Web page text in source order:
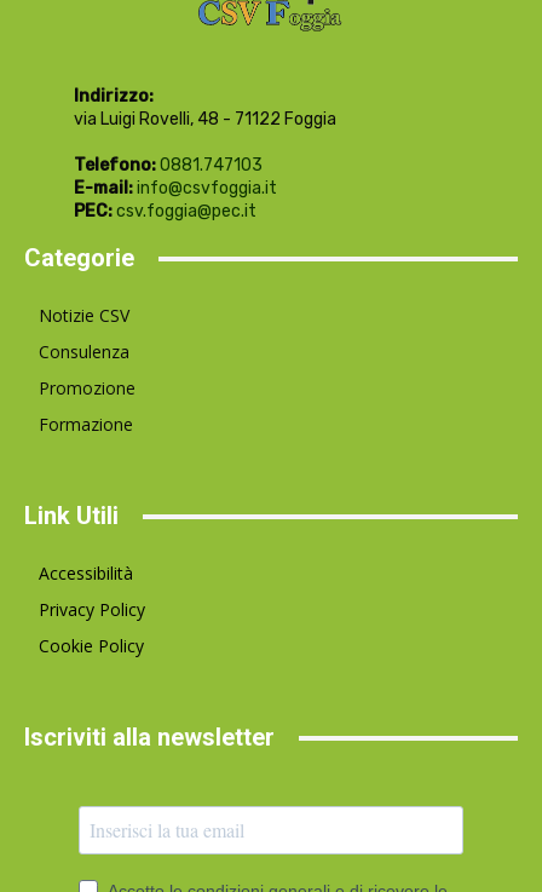
Indirizzo:
via Luigi Rovelli, 48 - 71122 Foggia
Telefono:0881.747103
E-mail:info@csvfoggia.it
PEC:csv.foggia@pec.it
Categorie
Notizie CSV
Consulenza
Promozione
Formazione
Link Utili
Accessibilità
Privacy Policy
Cookie Policy
Iscriviti alla newsletter